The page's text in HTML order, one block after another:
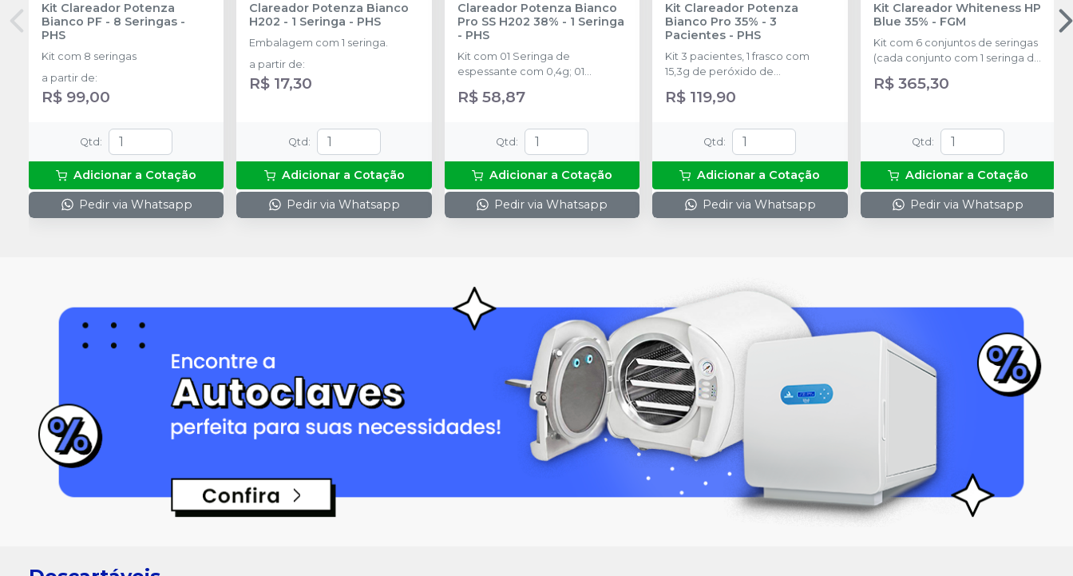
Kit Clareador Potenza
Bianco PF - 8 Seringas -
PHS
Kit com 8 seringas
a partir de:
R$ 99,00
Qtd :
Adicionar a Cotação
Pedir via Whatsapp
Clareador Potenza Bianco
H202 - 1 Seringa - PHS
Embalagem com 1 seringa.
a partir de:
R$ 17,30
Qtd :
Adicionar a Cotação
Pedir via Whatsapp
Clareador Potenza Bianco
Pro SS H202 38% - 1 Seringa
- PHS
Kit com 01 Seringa de
espessante com 0,4g; 01
Seringa de Peróxido de
Hidrogênio com 1,3g; 01 Frasco
Seringa de barreira gengival
com 2,5g; 02 Ponteiras de
aplicação; 01 Instrução de uso
para o profissional.
R$ 58,87
Qtd :
Adicionar a Cotação
Pedir via Whatsapp
Kit Clareador Potenza
Bianco Pro 35% - 3
Pacientes - PHS
Kit 3 pacientes, 1 frasco com
15,3g de peróxido de
hidrogênio, 1 frasco com 5,5g de
espessante, 1 frasco com 10g de
de barreira gengival, 1 recipiente
para mistura, 1 espátula
misturadora
R$ 119,90
Qtd :
Adicionar a Cotação
Pedir via Whatsapp
Kit Clareador Whiteness HP
Blue 35% - FGM
Kit com 6 conjuntos de seringas
(cada conjunto com 1 seringa de
Peróxido de Hidrogênio com
0,84g e 1 seringa de Espessante
Verde com 2g + 6 ponteiras +
Neutralizante com 2g + 6
dispositivos de acoplamento
das seringas + 6 ponteiras de
aplicação.
R$ 365,30
Qtd :
Adicionar a Cotação
Pedir via Whatsapp